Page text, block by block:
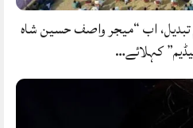
تبدیل، اب “میجر واصف حسین شاہ
کہلائے…